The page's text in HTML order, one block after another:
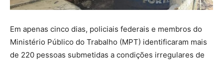
Em apenas cinco dias, policiais federais e membros do
Ministério Público do Trabalho (MPT) identificaram mais
de 220 pessoas submetidas a condições irregulares de